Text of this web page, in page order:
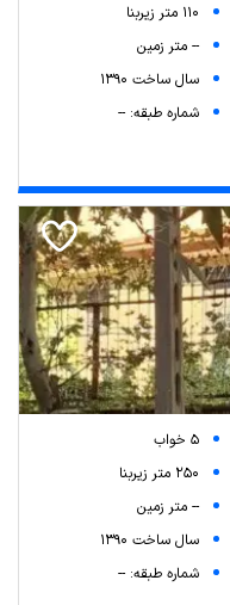
110 متر زیربنا
-- متر زمین
سال ساخت 1390
شماره طبقه: --
5 خواب
250 متر زیربنا
-- متر زمین
سال ساخت 1390
شماره طبقه: --